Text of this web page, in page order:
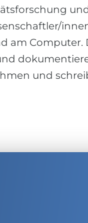
am Computer.
und